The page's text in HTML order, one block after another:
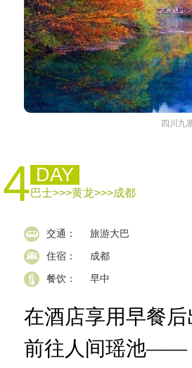
四川九
4 DAY
巴士>>>黄龙>>>成都
交通： 旅游大巴
住宿： 成都
餐饮： 早中
在酒店享用早餐
前往人间瑶池——